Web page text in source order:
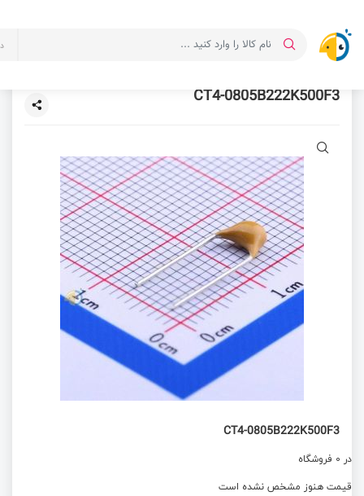
CT4-0805B222K500F3
CT4-0805B222K500F3
در 0 فروشگاه
قیمت هنوز مشخص نشده است